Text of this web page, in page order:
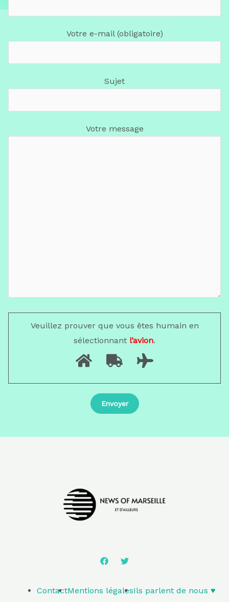
Votre e-mail (obligatoire)
Sujet
Votre message
Veuillez prouver que vous êtes humain en
sélectionnant l’avion.
ContactMentions légalesIls parlent de nous ♥️